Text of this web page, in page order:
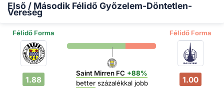
Első / Második Félidő Győzelem-Döntetlen-
Vereség
Félidő Forma Félidő Forma
1.88
Saint Mirren FC +88%
betterszázalékkal jobb
1.00